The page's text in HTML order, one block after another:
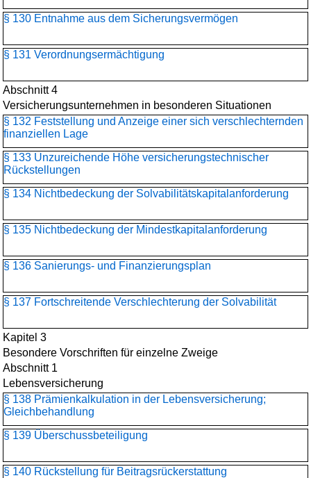
§ 130 Entnahme aus dem Sicherungsvermögen
§ 131 Verordnungsermächtigung
Abschnitt 4
Versicherungsunternehmen in besonderen Situationen
§ 132 Feststellung und Anzeige einer sich verschlechternden
finanziellen Lage
§ 133 Unzureichende Höhe versicherungstechnischer
Rückstellungen
§ 134 Nichtbedeckung der Solvabilitätskapitalanforderung
§ 135 Nichtbedeckung der Mindestkapitalanforderung
§ 136 Sanierungs- und Finanzierungsplan
§ 137 Fortschreitende Verschlechterung der Solvabilität
Kapitel 3
Besondere Vorschriften für einzelne Zweige
Abschnitt 1
Lebensversicherung
§ 138 Prämienkalkulation in der Lebensversicherung;
Gleichbehandlung
§ 139 Überschussbeteiligung
§ 140 Rückstellung für Beitragsrückerstattung